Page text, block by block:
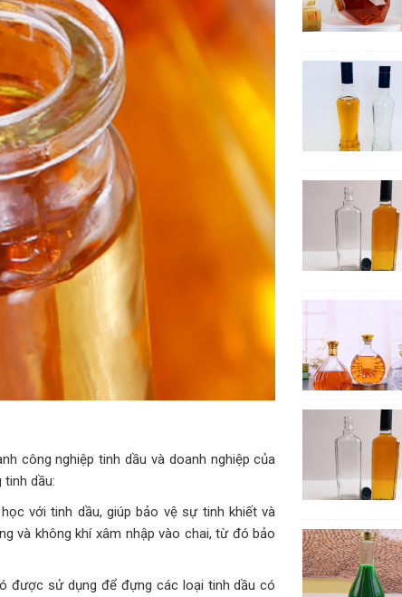
công nghiệp tinh dầu và doanh nghiệp của
dầu:
với tinh dầu, giúp bảo vệ sự tinh khiết và
và không khí xâm nhập vào chai, từ đó bảo
được sử dụng để đựng các loại tinh dầu có